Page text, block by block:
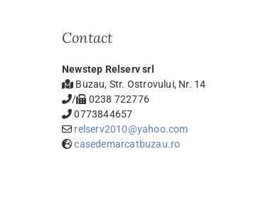
Contact
Newstep Relserv srl
Buzau, Str. Ostrovului, Nr. 14
/
0238 722776
0773844657
relserv2010@yahoo.com
casedemarcatbuzau.ro